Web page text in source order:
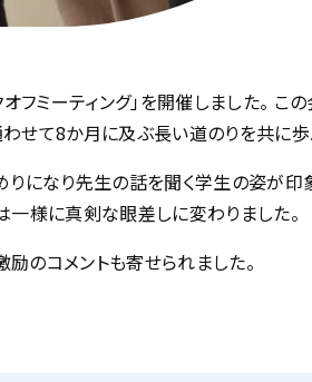
ミーティング」を開催しました。 こ
せて8か月に及ぶ長い道のりを共に歩
になり先生の話を聞く学生の姿が印
一様に真剣な眼差しに変わりました。
のコメントも寄せられました。